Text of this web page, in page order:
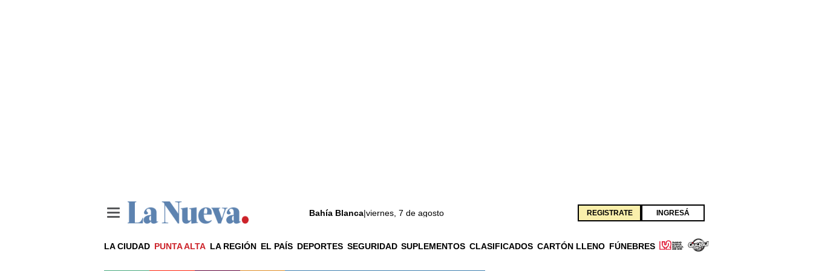
Bahía Blanca|viernes, 7 de agosto REGISTRATE INGRESÁ
LA CIUDAD PUNTA ALTA LA REGIÓN EL PAÍS DEPORTES SEGURIDAD SUPLEMENTOS CLASIFICADOS CARTÓN LLENO FÚNEBRES